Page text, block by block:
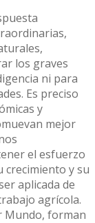
los graves
ni para
Es preciso
y
mejor
el esfuerzo
crecimiento y su
aplicada de
agrícola.
Mundo, forman